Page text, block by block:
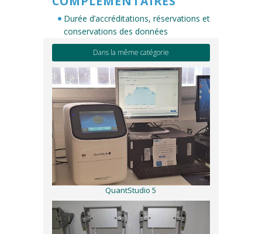
Durée d’accréditations, réservations et
conservations des données
Dans la même catégorie
QuantStudio 5